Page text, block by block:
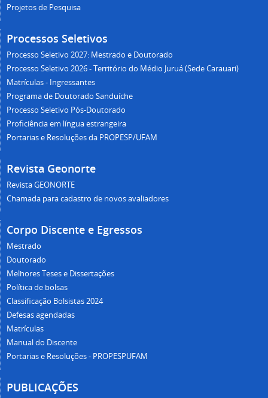
Projetos de Pesquisa
Processos Seletivos
Processo Seletivo 2027: Mestrado e Doutorado
Processo Seletivo 2026 - Território do Médio Juruá (Sede Carauari)
Matrículas - Ingressantes
Programa de Doutorado Sanduíche
Processo Seletivo Pós-Doutorado
Proficiência em língua estrangeira
Portarias e Resoluções da PROPESP/UFAM
Revista Geonorte
Revista GEONORTE
Chamada para cadastro de novos avaliadores
Corpo Discente e Egressos
Mestrado
Doutorado
Melhores Teses e Dissertações
Política de bolsas
Classificação Bolsistas 2024
Defesas agendadas
Matrículas
Manual do Discente
Portarias e Resoluções - PROPESPUFAM
PUBLICAÇÕES